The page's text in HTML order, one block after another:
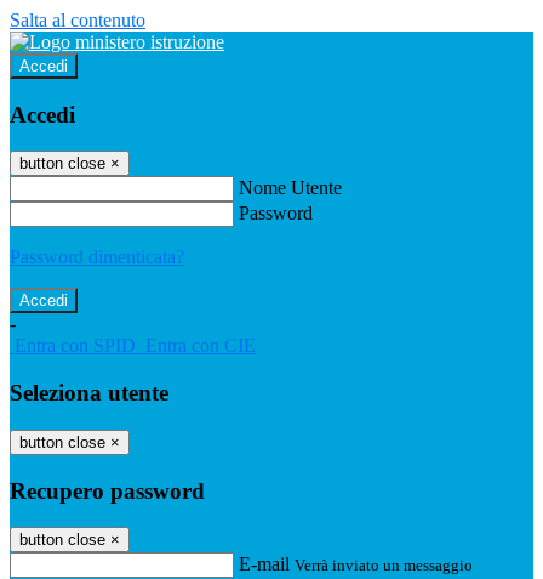
Salta al contenuto
Accedi
Accedi
button close ×
Nome Utente
Password
Password dimenticata?
-
Entra con SPID Entra con CIE
Seleziona utente
button close ×
Recupero password
button close ×
E-mail Verrà inviato un messaggio